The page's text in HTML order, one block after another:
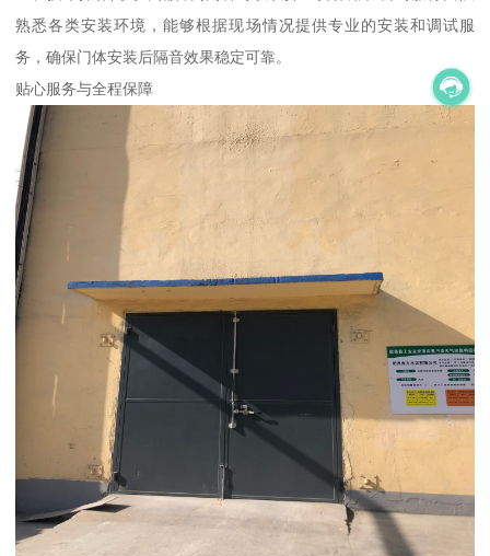
熟悉各类安装环境，能够根据现场情况提供专业的安装和调试服
务，确保门体安装后隔音效果稳定可靠。
贴心服务与全程保障